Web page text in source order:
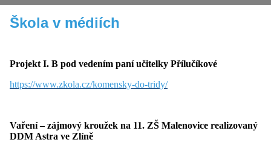
Škola
médiích
Škola v médiích
Projekt I. B pod vedením paní učitelky Přílučíkové
https://www.zkola.cz/komensky-do-tridy/
Vaření – zájmový kroužek na 11. ZŠ Malenovice realizovaný
DDM Astra ve Zlíně